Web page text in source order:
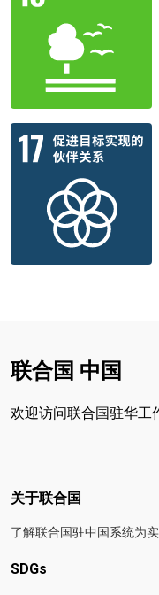
联合国 中国
欢迎访问联合国驻华工
Footer menu
关于联合国
了解联合国驻中国系统为
SDGs